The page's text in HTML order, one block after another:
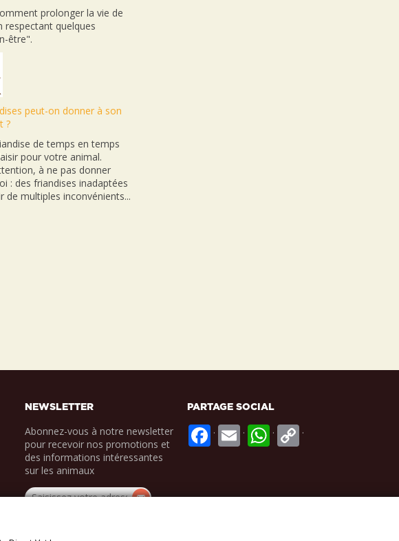
prolonger la vie de
respectant quelques
être".
peut-on donner à son
?
de temps en temps
pour votre animal.
à ne pas donner
: des friandises inadaptées
de multiples inconvénients...
NEWSLETTER
Abonnez-vous à notre newsletter
pour recevoir nos promotions et
des informations intéressantes
sur les animaux
PARTAGE SOCIAL
. . . .